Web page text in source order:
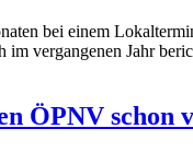
bei einem
vergangenen Jahr
ÖPNV schon